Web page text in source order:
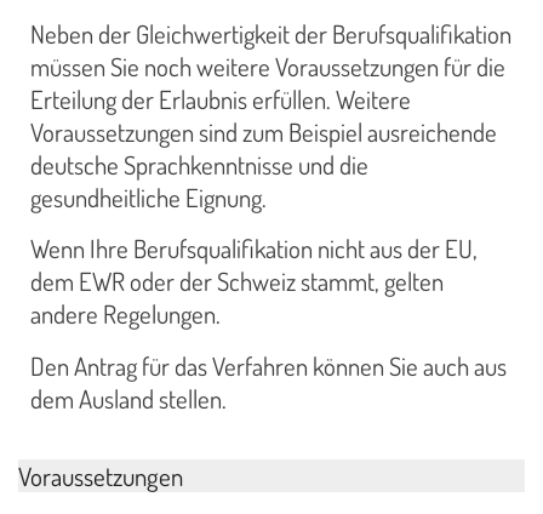
Neben der Gleichwertigkeit der Berufsqualifikation
müssen Sie noch weitere Voraussetzungen für die
Erteilung der Erlaubnis erfüllen. Weitere
Voraussetzungen sind zum Beispiel ausreichende
deutsche Sprachkenntnisse und die
gesundheitliche Eignung.
Wenn Ihre Berufsqualifikation nicht aus der EU,
dem EWR oder der Schweiz stammt, gelten
andere Regelungen.
Den Antrag für das Verfahren können Sie auch aus
dem Ausland stellen.
Voraussetzungen